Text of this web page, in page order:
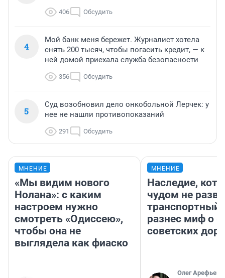
406 Обсудить
4
Мой банк меня бережет. Журналист хотела
снять 200 тысяч, чтобы погасить кредит, — к
ней домой приехала служба безопасности
356 Обсудить
5
Суд возобновил дело онкобольной Лерчек: у
нее не нашли противопоказаний
291 Обсудить
МНЕНИЕ
«Мы видим нового
Нолана»: с каким
настроем нужно
смотреть «Одиссею»,
чтобы она не
выглядела как фиаско
МНЕНИЕ
Наследие,
чудом не
транспортный
разнес миф о
советских
Олег Арефьев